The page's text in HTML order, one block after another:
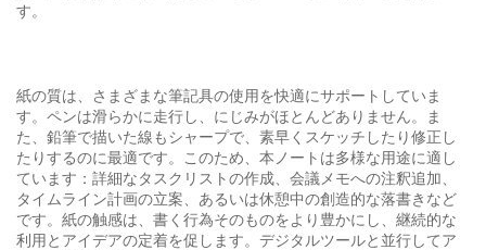
す。
紙の質は、さまざまな筆記具の使用を快適にサポートしていま
す。ペンは滑らかに走行し、にじみがほとんどありません。ま
た、鉛筆で描いた線もシャープで、素早くスケッチしたり修正し
たりするのに最適です。このため、本ノートは多様な用途に適し
ています：詳細なタスクリストの作成、会議メモへの注釈追加、
タイムライン計画の立案、あるいは休憩中の創造的な落書きなど
です。紙の触感は、書く行為そのものをより豊かにし、継続的な
利用とアイデアの定着を促します。デジタルツールと並行してア